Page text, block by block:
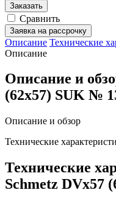
Заказать
Сравнить
Заявка на рассрочку
Описание Технические
Описание
Описание и
(62x57) SUK №
Описание и обзор
Технические
Технические
Schmetz DVx57